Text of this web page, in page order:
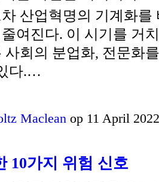
산업혁명의 기계화를
여진다. 이 시기를 거
사회의 분업화, 전문화
다.…
Maclean op 11 April
10가지 위험 신호